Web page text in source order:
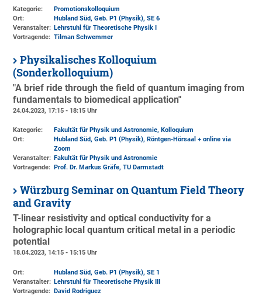
Kategorie:
Promotionskolloquium
Ort:
Hubland Süd, Geb. P1 (Physik), SE 6
Veranstalter: Lehrstuhl für Theoretische Physik I
Vortragende: Tilman Schwemmer
Physikalisches Kolloquium
(Sonderkolloquium)
"A brief ride through the field of quantum imaging from
fundamentals to biomedical application"
24.04.2023, 17:15 - 18:15 Uhr
Kategorie:
Fakultät für Physik und Astronomie, Kolloquium
Ort:
Hubland Süd, Geb. P1 (Physik), Röntgen-Hörsaal + online via
Zoom
Veranstalter: Fakultät für Physik und Astronomie
Vortragende:
Prof. Dr. Markus Gräfe, TU Darmstadt
Würzburg Seminar on Quantum Field Theory
and Gravity
T-linear resistivity and optical conductivity for a
holographic local quantum critical metal in a periodic
potential
18.04.2023, 14:15 - 15:15 Uhr
Ort: Hubland Süd, Geb. P1 (Physik), SE 1
Veranstalter: Lehrstuhl für Theoretische Physik III
Vortragende: David Rodriguez